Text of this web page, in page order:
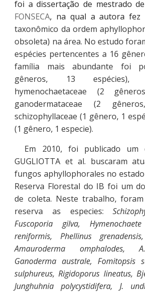
foi a dissertação de mestrado de
FONSECA, na qual a autora fez
taxonômico da ordem
obsoleta) na área. No estudo
espécies pertencentes a 16
família mais abundante foi
gêneros, 13 espécies),
hymenochaetaceae (2
ganodermataceae (2
schizophyllaceae (1 gênero, 1
(1 gênero, 1 especie).
Em 2010, foi publicado um
GUGLIOTTA et al. buscaram
fungos aphyllophorales no estado
Reserva Florestal do IB foi um
de coleta. Neste trabalho,
reserva as especies:
Fuscoporia gilva,
reniformis, Phellinus
Amauroderma omphalodes,
Ganoderma australe, Fomitopsis
sulphureus, Rigidoporus lineatus,
Junghuhnia polycystidifera, J.